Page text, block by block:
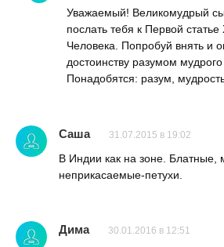
Уважаемый! Великомудрый
послать тебя к Первой
Человека. Попробуй внять и
достоинству разумом
Понадобятся: разум,
Саша 31.07.2015 в 19:02
В Индии как на зоне. Блатные,
неприкасаемые-петухи.
Дима 30.01.2016 в 12:51